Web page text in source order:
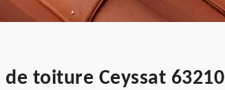
toiture Ceyssat 63210